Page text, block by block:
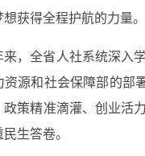
获得全程护航的力量。
来，全省人社系统深入
资源和社会保障部的部
政策精准滴灌、创业活
生答卷。